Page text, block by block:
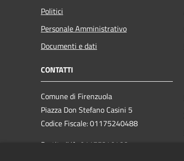
Politici
Personale Amministrativo
Documenti e dati
CONTATTI
Comune di Firenzuola
Piazza Don Stefano Casini 5
Codice Fiscale: 01175240488
Partita IVA: 01175240488